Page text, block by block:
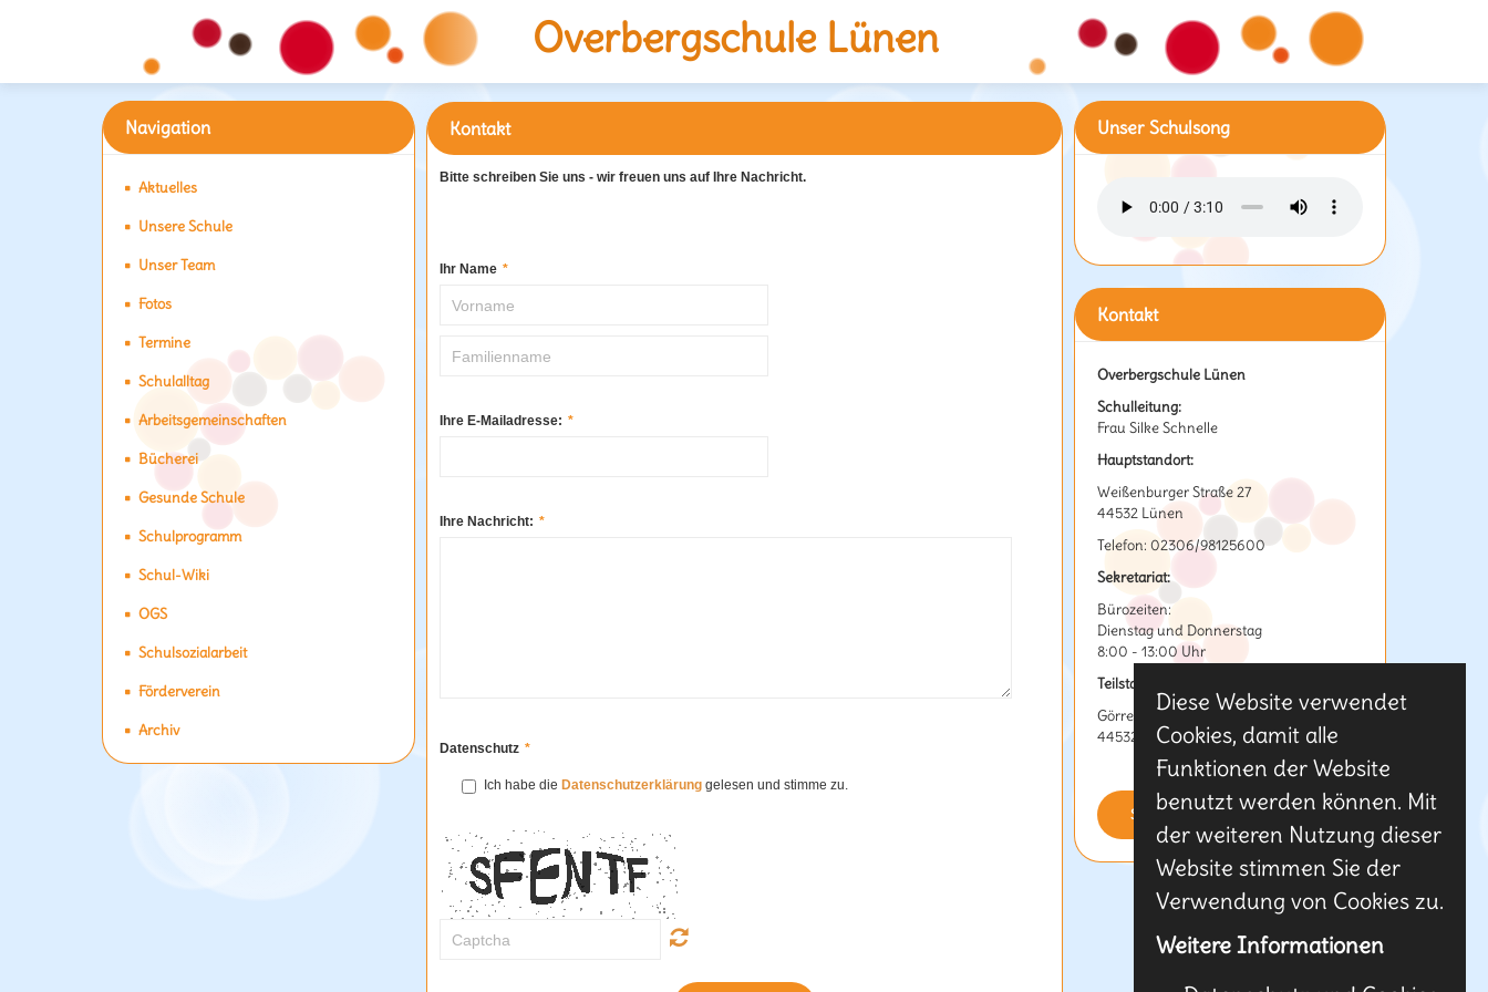
Overbergschule Lünen
Kontakt
Bitte schreiben Sie uns - wir freuen uns auf Ihre Nachricht.
Ihr Name *
Ihre E-Mailadresse: *
Ihre Nachricht: *
Datenschutz *
Ich habe die Datenschutzerklärunggelesen und stimme zu.
Navigation
Aktuelles
Unsere Schule
Unser Team
Fotos
Termine
Schulalltag
Arbeitsgemeinschaften
Bücherei
Gesunde Schule
Schulprogramm
Schul-Wiki
OGS
Schulsozialarbeit
Förderverein
Archiv
Unser Schulsong
Kontakt
Overbergschule Lünen
Schulleitung:
Frau Silke Schnelle
Hauptstandort:
Weißenburger Straße 27
44532 Lünen
Telefon: 02306/98125600
Sekretariat:
Bürozeiten:
Dienstag und Donnerstag
8:00 - 13:00 Uhr
Teilstandort:
Görresstraße 12
44532 Lünen
SCHREIBEN SIE UNS
Diese Website verwendet
Cookies, damit alle
Funktionen der Website
benutzt werden können. Mit
der weiteren Nutzung dieser
Website stimmen Sie der
Verwendung von Cookies zu.
Weitere Informationen